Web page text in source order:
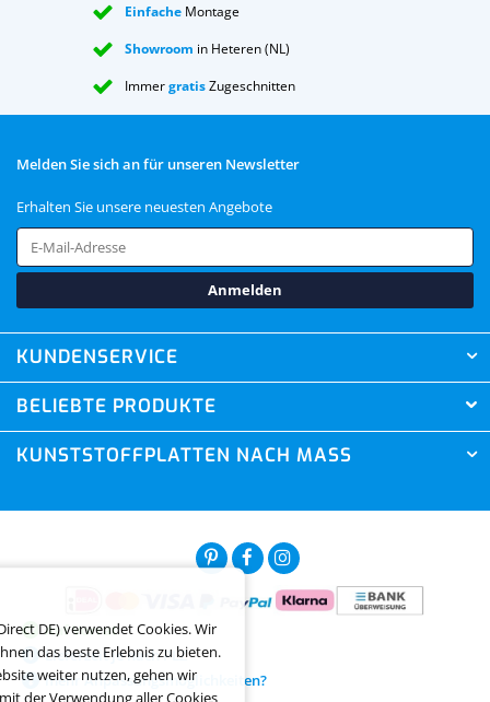
Auf Vorrat
Lieferzeit je nach PLZ
mehr Anpassungsmöglichkeiten?
Einfache Montage
Showroom in Heteren (NL)
ImmergratisZugeschnitten
Melden Sie sich an für unseren Newsletter
Erhalten Sie unsere neuesten Angebote
Anmelden
KUNDENSERVICE
BELIEBTE PRODUKTE
KUNSTSTOFFPLATTEN NACH MASS
© Copyright 2026. XXL Direct BV. All rights reserved.
DE) verwendet Cookies. Wir
das beste Erlebnis zu bieten.
weiter nutzen, gehen wir
der Verwendung aller Cookies